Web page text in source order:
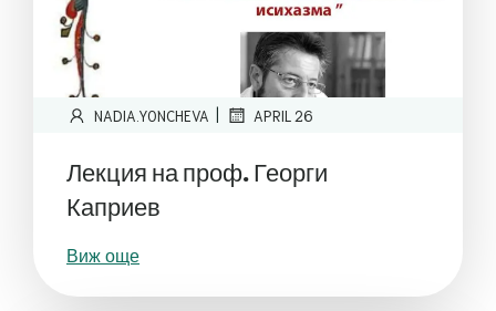
NADIA.YONCHEVA | APRIL 26
Лекция на проф. Георги
Каприев
Виж още